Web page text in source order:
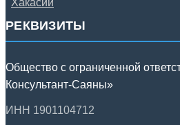
РЕКВИЗИТЫ
Общество с ограниченной
Консультант-Саяны»
ИНН 1901104712